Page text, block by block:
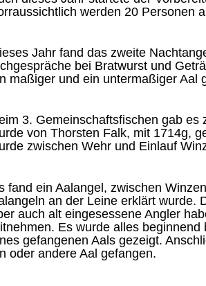
werden 20 Personen
Jahr fand das zweite
bei Bratwurst und
maßiger und ein untermaßiger Aal
3. Gemeinschaftsfischen gab
von Thorsten Falk, mit 1714g,
zwischen Wehr und Einlauf
fand ein Aalangel, zwischen
an der Leine erklärt wurde.
auch alt eingesessene Angler
Es wurde alles
gefangenen Aals gezeigt.
oder andere Aal gefangen.